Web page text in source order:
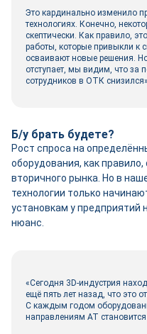
Это кардинально изменило
технологиях. Конечно,
скептически. Как правило,
работы, которые привыкли к
осваивают новые решения.
отступает, мы видим, что за
сотрудников в ОТК
Б/у брать будете?
Рост спроса на
оборудования, как
вторичного рынка. Но в
технологии только
установкам у предприятий
нюанс.
«Сегодня 3D-индустрия
ещё пять лет назад, что это
С каждым годом
направлениям АТ